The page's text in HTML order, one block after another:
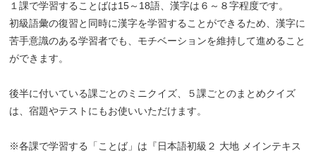
１課で学習することばは15～18語、漢字は６～８字程度です。
初級語彙の復習と同時に漢字を学習することができるため、漢字に
苦手意識のある学習者でも、モチベーションを維持して進めること
ができます。
後半に付いている課ごとのミニクイズ、５課ごとのまとめクイズ
は、宿題やテストにもお使いいただけます。
※各課で学習する「ことば」は『日本語初級２ 大地 メインテキス